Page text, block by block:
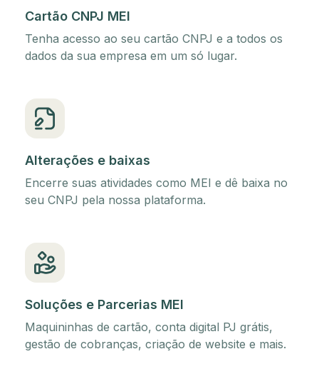
Cartão CNPJ MEI
Tenha acesso ao seu cartão CNPJ e a todos os
dados da sua empresa em um só lugar.
Alterações e baixas
Encerre suas atividades como MEI e dê baixa no
seu CNPJ pela nossa plataforma.
Soluções e Parcerias MEI
Maquininhas de cartão, conta digital PJ grátis,
gestão de cobranças, criação de website e mais.